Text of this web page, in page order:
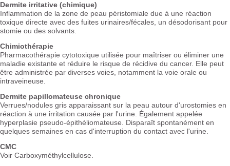
Dermite irritative (chimique)
Inflammation de la zone de peau péristomiale due à une réaction
toxique directe avec des fuites urinaires/fécales, un désodorisant pour
stomie ou des solvants.
Chimiothérapie
Pharmacothérapie cytotoxique utilisée pour maîtriser ou éliminer une
maladie existante et réduire le risque de récidive du cancer. Elle peut
être administrée par diverses voies, notamment la voie orale ou
intraveineuse.
Dermite papillomateuse chronique
Verrues/nodules gris apparaissant sur la peau autour d'urostomies en
réaction à une irritation causée par l'urine. Également appelée
hyperplasie pseudo-épithéliomateuse. Disparaît spontanément en
quelques semaines en cas d'interruption du contact avec l'urine.
CMC
Voir Carboxyméthylcellulose.